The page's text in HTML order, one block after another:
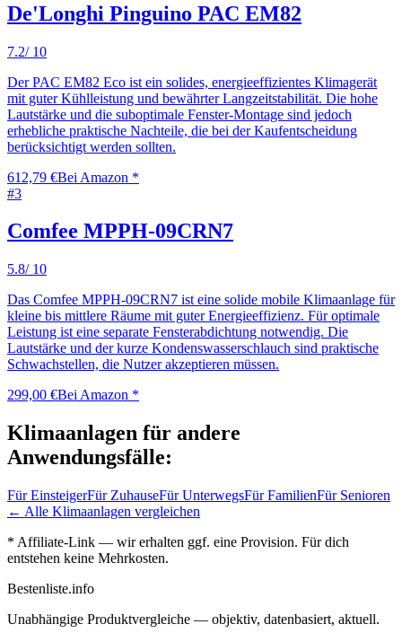
De'Longhi Pinguino PAC EM82
7.2/ 10
Der PAC EM82 Eco ist ein solides, energieeffizientes Klimagerät
mit guter Kühlleistung und bewährter Langzeitstabilität. Die hohe
Lautstärke und die suboptimale Fenster-Montage sind jedoch
erhebliche praktische Nachteile, die bei der Kaufentscheidung
berücksichtigt werden sollten.
612,79 €Bei Amazon *
#3
Comfee MPPH-09CRN7
5.8/ 10
Das Comfee MPPH-09CRN7 ist eine solide mobile Klimaanlage für
kleine bis mittlere Räume mit guter Energieeffizienz. Für optimale
Leistung ist eine separate Fensterabdichtung notwendig. Die
Lautstärke und der kurze Kondenswasserschlauch sind praktische
Schwachstellen, die Nutzer akzeptieren müssen.
299,00 €Bei Amazon *
Klimaanlagen für andere
Anwendungsfälle:
FürEinsteigerFür ZuhauseFürUnterwegsFürFamilienFür Senioren
← Alle Klimaanlagen vergleichen
* Affiliate-Link — wir erhalten ggf. eine Provision. Für dich
entstehen keine Mehrkosten.
Bestenliste.info
Unabhängige Produktvergleiche — objektiv, datenbasiert, aktuell.